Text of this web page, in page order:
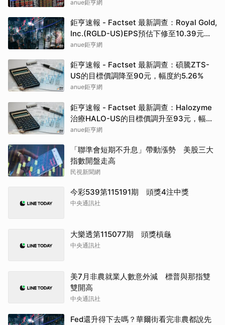
價為142.50元
anue鉅亨網
鉅亨速報 - Factset 最新調查：Royal Gold,
Inc.(RGLD-US)EPS預估下修至10.39元，
預估目標價為307.50元
anue鉅亨網
鉅亨速報 - Factset 最新調查：碩騰ZTS-
US的目標價調降至90元，幅度約5.26%
anue鉅亨網
鉅亨速報 - Factset 最新調查：Halozyme
治療HALO-US的目標價調升至93元，幅度
約3.33%
anue鉅亨網
「聯準會短期不升息」帶動漲勢 美股三大
指數開盤走高
民視新聞網
今彩539第115191期 頭獎4注中獎
中央通訊社
大樂透第115077期 頭獎槓龜
中央通訊社
美7月非農就業人數意外減 標普與那指雙
雙開高
中央通訊社
Fed還升得下去嗎？華爾街看完非農都說先